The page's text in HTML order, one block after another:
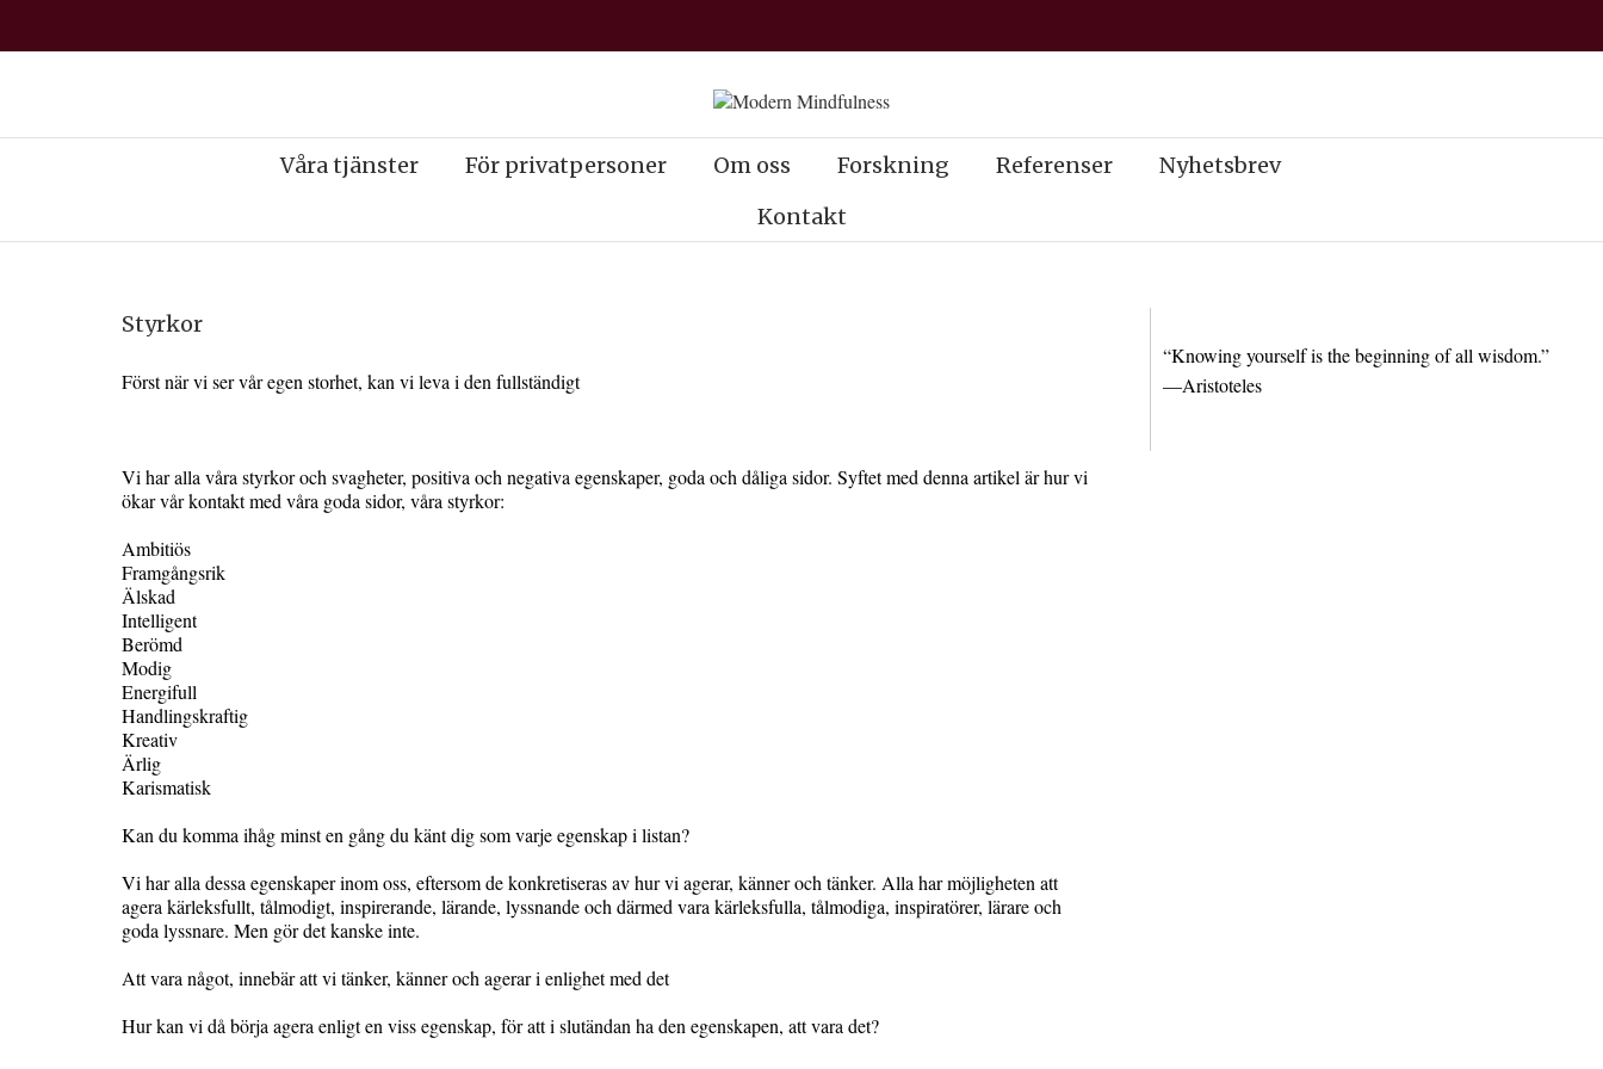
Våra tjänster För privatpersoner Om oss Forskning Referenser
Nyhetsbrev
Kontakt
Styrkor
Först när vi ser vår egen storhet, kan vi leva i den fullständigt
Vi har alla våra styrkor och svagheter, positiva och negativa egenskaper, goda och dåliga sidor. Syftet med denna artikel är hur vi
ökar vår kontakt med våra goda sidor, våra styrkor:
Ambitiös
Framgångsrik
Älskad
Intelligent
Berömd
Modig
Energifull
Handlingskraftig
Kreativ
Ärlig
Karismatisk
Kan du komma ihåg minst en gång du känt dig som varje egenskap i listan?
Vi har alla dessa egenskaper inom oss, eftersom de konkretiseras av hur vi agerar, känner och tänker. Alla har möjligheten att
agera kärleksfullt, tålmodigt, inspirerande, lärande, lyssnande och därmed vara kärleksfulla, tålmodiga, inspiratörer, lärare och
goda lyssnare. Men gör det kanske inte.
Att vara något, innebär att vi tänker, känner och agerar i enlighet med det
Hur kan vi då börja agera enligt en viss egenskap, för att i slutändan ha den egenskapen, att vara det?
“Knowing yourself is the beginning of all wisdom.”
—Aristoteles